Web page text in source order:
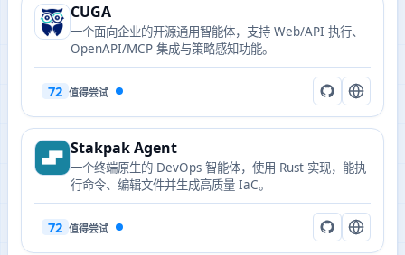
CUGA
一个面向企业的开源通用智能体，支持 Web/API 执行、
OpenAPI/MCP 集成与策略感知功能。
72 值得尝试
Stakpak Agent
一个终端原生的 DevOps 智能体，使用 Rust 实现，能执
行命令、编辑文件并生成高质量 IaC。
72 值得尝试